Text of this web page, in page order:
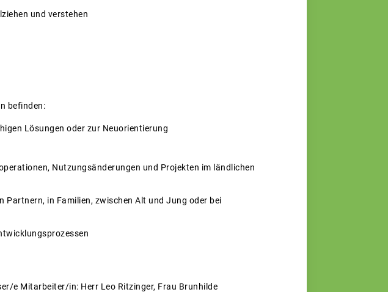
und verstehen
befinden:
Lösungen oder zur Neuorientierung
Nutzungsänderungen und Projekten im ländlichen
Partnern, in Familien, zwischen Alt und Jung oder bei
e Mitarbeiter/in: Herr Leo Ritzinger, Frau Brunhilde